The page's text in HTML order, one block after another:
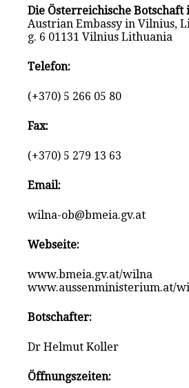
Die Österreichische Botschaft
Austrian Embassy in Vilnius,
g. 6 01131 Vilnius Lithuania
Telefon:
(+370) 5 266 05 80
Fax:
(+370) 5 279 13 63
Email:
wilna-ob@bmeia.gv.at
Webseite:
www.bmeia.gv.at/wilna
www.aussenministerium.at/
Botschafter:
Dr Helmut Koller
Öffnungszeiten: